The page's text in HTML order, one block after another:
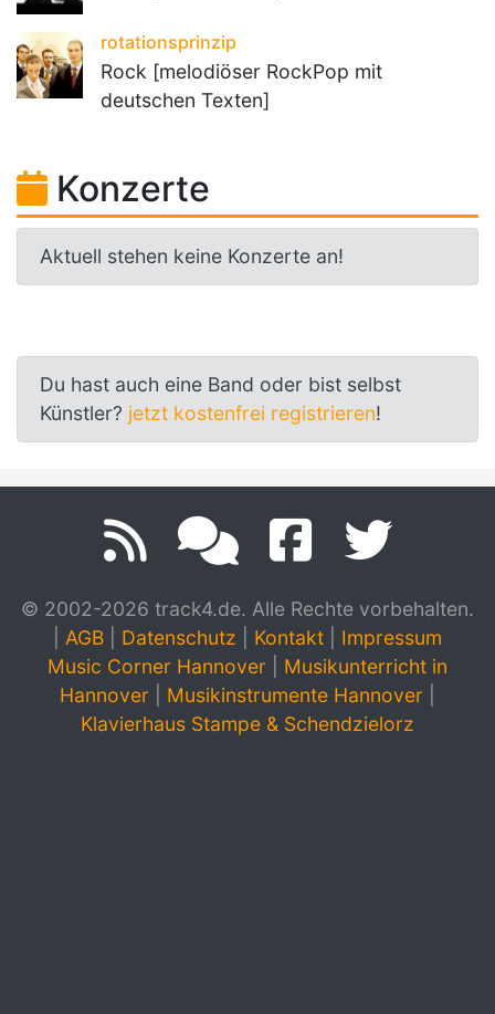
rotationsprinzip
Rock [melodiöser RockPop mit
deutschen Texten]
Konzerte
Aktuell stehen keine Konzerte an!
Du hast auch eine Band oder bist selbst
Künstler? jetzt kostenfrei registrieren!
© 2002-2026 track4.de. Alle Rechte vorbehalten.
AGB Datenschutz Kontakt
Impressum
Music Corner Hannover
Musikunterricht in
Hannover
Musikinstrumente Hannover
Klavierhaus Stampe & Schendzielorz